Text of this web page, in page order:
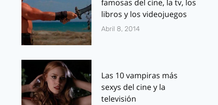
famosas del cine, la tv, los
libros y los videojuegos
Abril 8, 2014
Las 10 vampiras más
sexys del cine y la
televisión